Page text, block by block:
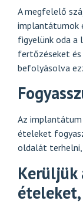
A megfelelő
implantátumok
figyelünk oda
fertőzéseket
befolyásolva
Az
ételeket
oldalát terhelni,
Kerüljük